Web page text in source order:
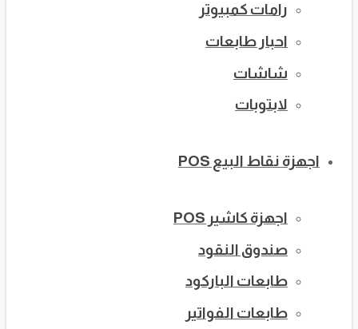
رامات كمبيوتر
احبار طابعات
شاشات
لابتوبات
اجهزة نقاط البيع POS
اجهزة كاشير POS
صندوق النقود
طابعات الباركود
طابعات الفواتير